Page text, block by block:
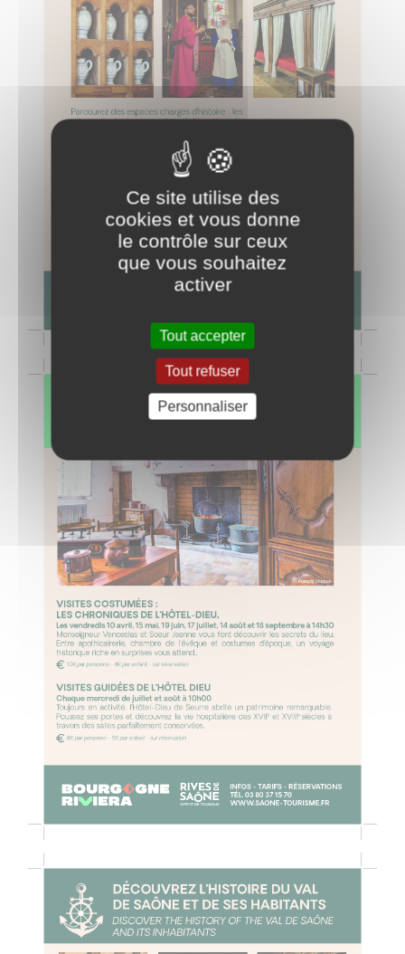
Ce site utilise des
cookies et vous donne
le contrôle sur ceux
que vous souhaitez
activer
Tout accepter
Tout refuser
Personnaliser